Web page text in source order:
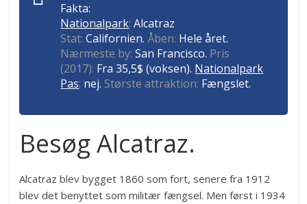
Fakta:
Nationalpark: Alcatraz
Stat: Californien.Åben: Hele året.
Nærmeste by: San Francisco. Pris
(2017): Fra 35,5$ (voksen). Nationalpark
Pas: nej. Største attraktion: Fængslet.
Besøg Alcatraz.
Alcatraz blev bygget 1860 som fort, senere fra 1912
blev det benyttet som militær fængsel. Men først i 1934